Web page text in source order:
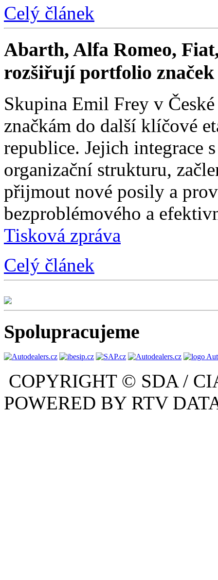
Celý článek
Abarth, Alfa Romeo,
rozšiřují portfolio
Skupina Emil Frey v
značkám do další klíčové
republice. Jejich integrace
organizační strukturu,
přijmout nové posily a
bezproblémového a
Tisková zpráva
Celý článek
Spolupracujeme
COPYRIGHT © SDA /
POWERED BY RTV